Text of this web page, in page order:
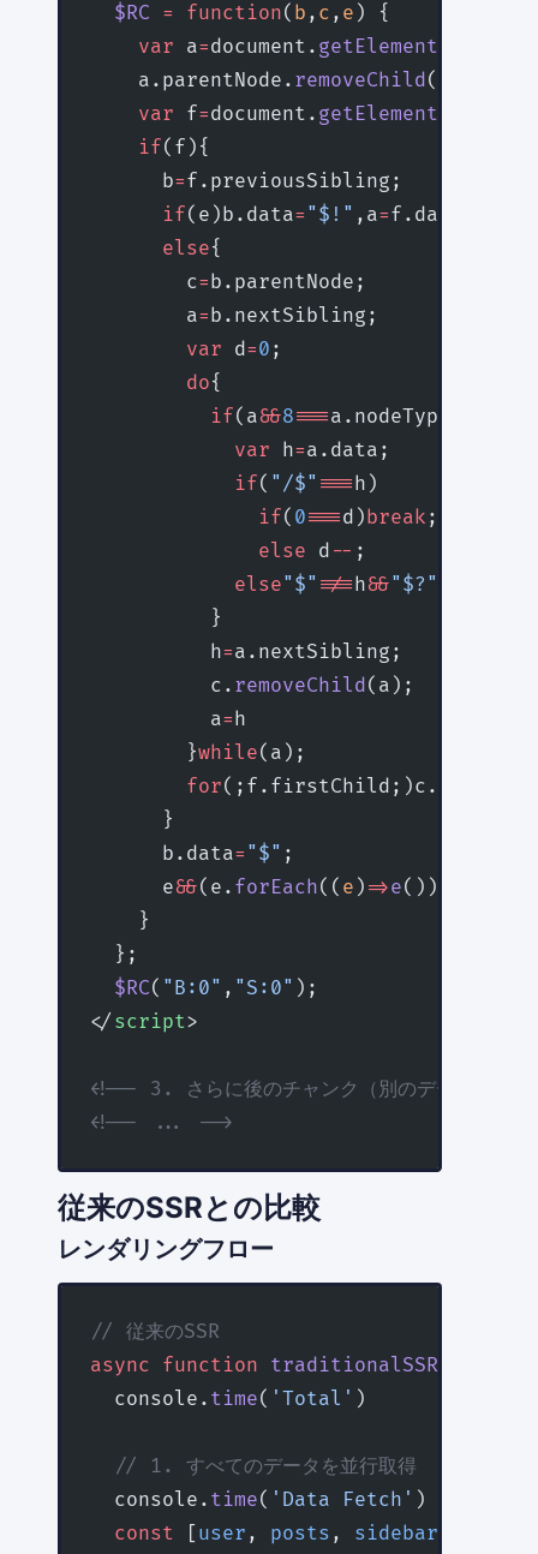
  $RC
= function( b , c , e ) {
    var
a=document. getElementById
    a.parentNode.
removeChild(a);
    var
f=document. getElementById
    if
(f){
      b
=f.previousSibling;
      if
(e)b.data= "$!" ,a=
      else
{
        c
=b.parentNode;
        a
=b.nextSibling;
        var
d=0 ;
        do
{
          if
(a&&8===a.nodeType){
            var
h=a.data;
            if
( "/$" ===h)
              if
( 0===d)break ;
              else
d -- ;
            else
"$" !==h&&"$?"
          }
          h
=a.nextSibling;
          c.
removeChild(a);
          a
=h
        }
while(a);
        for
(;f.firstChild;)c.
      }
      b.data
= "$" ;
      e
&&(e. forEach(( e ) =>e()))
    }
  };
  $RC
( "B:0" , "S:0" );
</ script>
<!-- 3. さらに後のチャンク（別のデータ取得
<!-- ... -->
従来のSSRとの比較
レンダリングフロー
// 従来のSSR
async function traditionalSSRFlow
  console.
time( 'Total' )
  // 1. すべてのデータを並行取得
  console.
time( 'Data Fetch' )
  const
[ user , posts , sidebar